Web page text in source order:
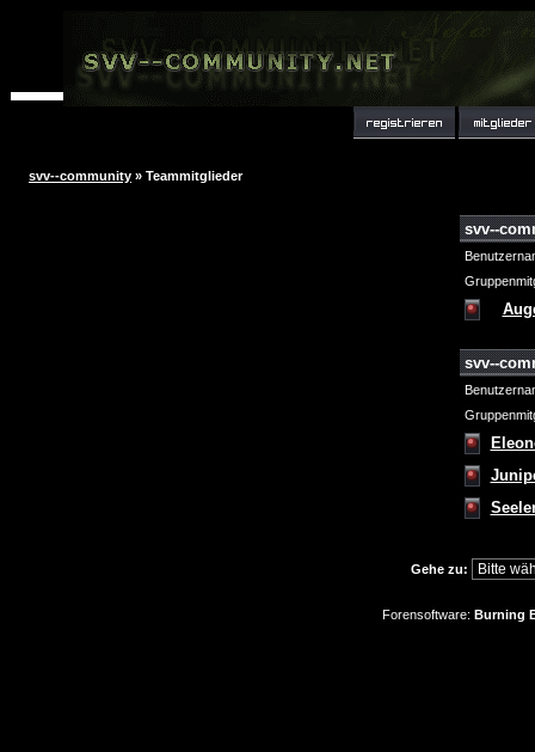
svv--community » Teammitglieder
svv--
svv--
Gehe zu:
Forensoftware: Burning